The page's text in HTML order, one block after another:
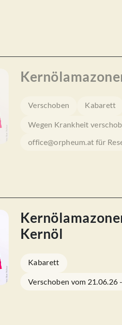
Verschoben Kabarett
Wegen Krankheit
office@orpheum.at für
Kernöl
Kabarett
Verschoben vom